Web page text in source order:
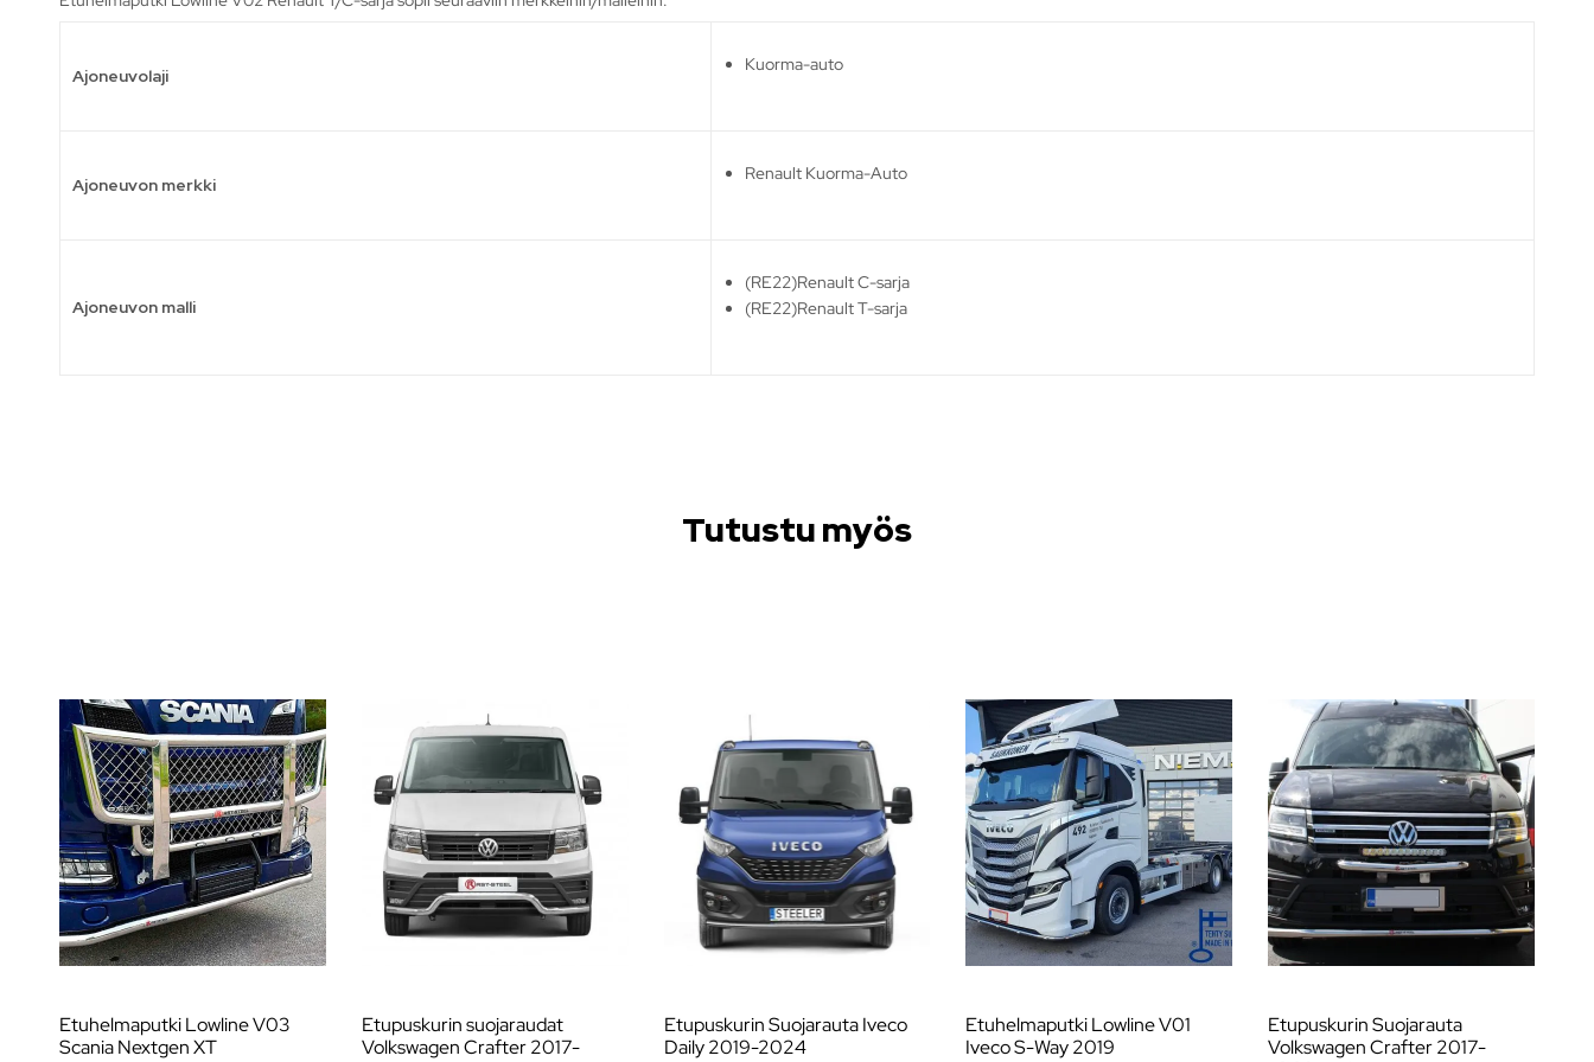
Ajoneuvolaji
Kuorma-auto
Ajoneuvon merkki
Renault Kuorma-Auto
Ajoneuvon malli
(RE22)Renault C-sarja
(RE22)Renault T-sarja
Tutustu myös
Etuhelmaputki Lowline V03
Scania Nextgen XT
Etupuskurin suojaraudat
Volkswagen Crafter 2017-
Etupuskurin Suojarauta Iveco
Daily 2019-2024
Etuhelmaputki Lowline V01
Iveco S-Way 2019
Etupuskurin Suojarauta
Volkswagen Crafter 2017-